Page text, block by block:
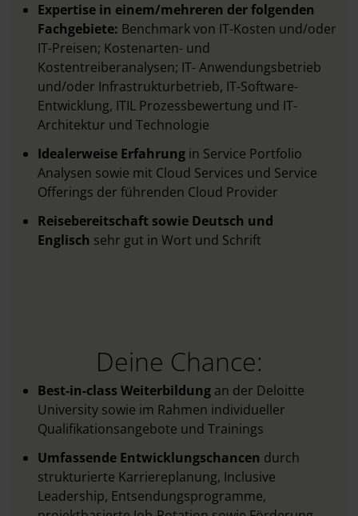
Expertise in einem/mehreren der folgenden
Fachgebiete: Benchmark von IT-Kosten und/oder
IT-Preisen; Kostenarten- und
Kostentreiberanalysen; IT- Anwendungsbetrieb
und/oder Infrastrukturbetrieb, IT-Software-
Entwicklung, ITIL Prozessbewertung und IT-
Architektur und Technologie
Idealerweise Erfahrung in Service Portfolio
Analysen sowie mit Cloud Services und Service
Offerings der führenden Cloud Provider
Reisebereitschaft sowie Deutsch und
Englisch sehr gut in Wort und Schrift
Deine Chance:
Best-in-class Weiterbildung an der Deloitte
University sowie im Rahmen individueller
Qualifikationsangebote und Trainings
Umfassende Entwicklungschancen durch
strukturierte Karriereplanung, Inclusive
Leadership, Entsendungsprogramme,